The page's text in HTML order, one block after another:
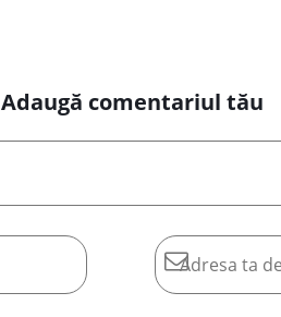
Adaugă comentariul tău